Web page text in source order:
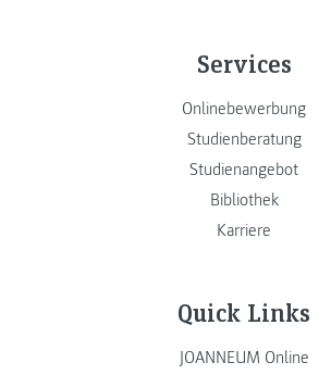
Services
Onlinebewerbung
Studienberatung
Studienangebot
Bibliothek
Karriere
Quick Links
JOANNEUM Online